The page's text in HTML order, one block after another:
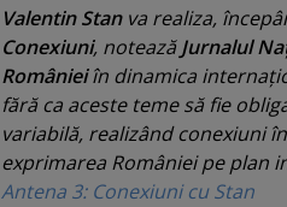
Valentin Stanva realiza,
Conexiuni, noteazăJurnalul
Românieiîn dinamica
fără ca aceste teme să fie
variabilă, realizând conexiuni
exprimarea României pe plan
Antena 3: Conexiuni cu Stan